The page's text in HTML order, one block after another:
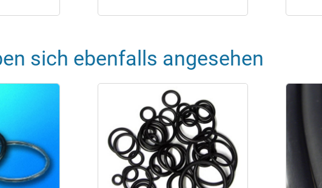
sich ebenfalls angesehen